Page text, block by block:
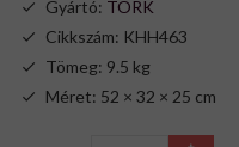
Gyártó: TORK
Cikkszám: KHH463
Tömeg: 9.5 kg
Méret: 52 × 32 × 25 cm